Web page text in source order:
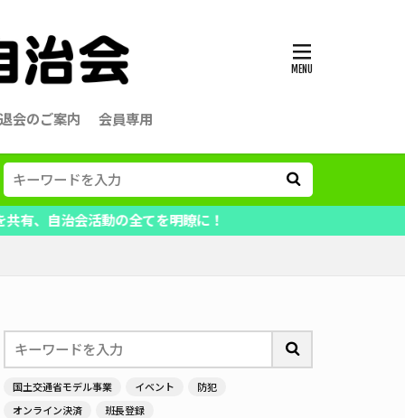
会のご案内 会員専用
の全てを明瞭に！
国土交通省モデル事業 イベント
防犯
オンライン決済
班長登録